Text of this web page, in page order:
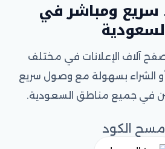
سريع ومباشر في
آلاف الإعلانات في مختلف
أو الشراء بسهولة مع وصول سريع
في جميع مناطق السعودية.
امسح الكود